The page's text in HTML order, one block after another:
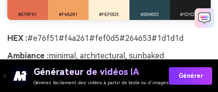
HEX :#e76f51#f4a261#fef0d5#264653#1d1d1d
Ambiance :minimal, architectural, sunbaked
Idéal pour :sites de portefeuille et decks d'architecture
Générateur de vidéos IA
Générez facilement des vidéos à partir de texte ou d’images
Générer